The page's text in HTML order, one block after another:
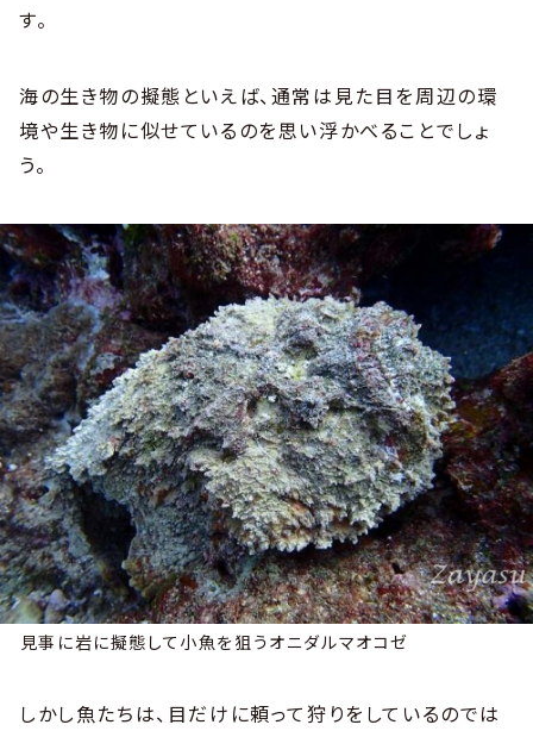
す。
海の生き物の擬態といえば、通常は見た目を周辺の環
境や生き物に似せているのを思い浮かべることでしょ
う。
見事に岩に擬態して小魚を狙うオニダルマオコゼ
しかし魚たちは、目だけに頼って狩りをしているのでは